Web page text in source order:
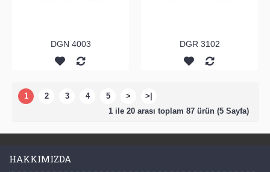
DGN 4003 DGR 3102
1 2 3 4 5 >
>|
1 ile 20 arası toplam 87 ürün (5 Sayfa)
HAKKIMIZDA